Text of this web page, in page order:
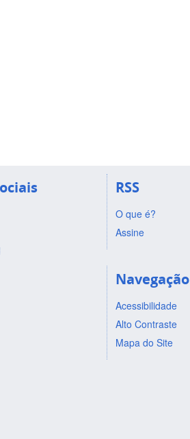
RSS
O que é?
Assine
Navegação
Acessibilidade
Alto Contraste
Mapa do Site